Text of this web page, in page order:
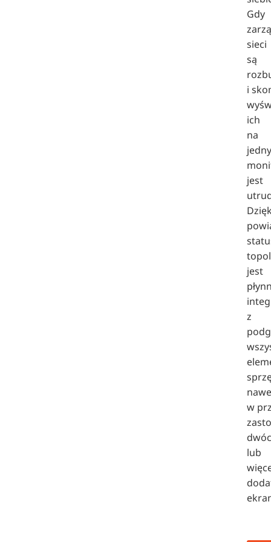
Gdy
sieci
są
i
ich
na
jest
jest
z
w
lub